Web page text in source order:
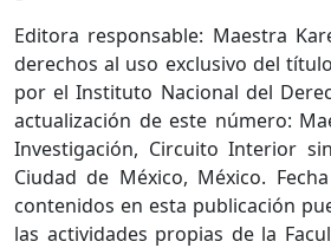
Editora responsable: Maestra
derechos al uso exclusivo del
por el Instituto Nacional del
actualización de este número:
Investigación, Circuito Interior
Ciudad de México, México.
contenidos en esta publicación
las actividades propias de la